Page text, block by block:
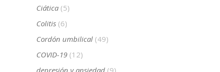
Ciática (5)
Colitis (6)
Cordón umbilical (49)
COVID-19 (12)
depresión y ansiedad (9)